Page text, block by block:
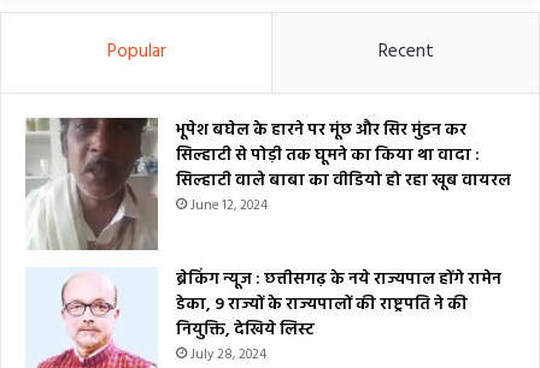
Popular Recent
भूपेश बघेल के हारने पर मूंछ और सिर मुंडन कर
सिल्हाटी से पोड़ी तक घूमने का किया था वादा :
सिल्हाटी वाले बाबा का वीडियो हो रहा खूब वायरल
June 12, 2024
ब्रेकिंग न्यूज : छत्तीसगढ़ के नये राज्यपाल होंगे रामेन
डेका, 9 राज्यों के राज्यपालों की राष्ट्रपति ने की
नियुक्ति, देखिये लिस्ट
July 28, 2024